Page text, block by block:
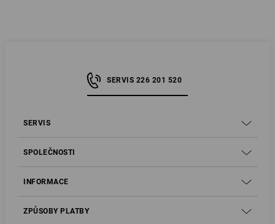
SERVIS 226 201 520
SERVIS
SPOLEČNOSTI
INFORMACE
ZPŮSOBY PLATBY